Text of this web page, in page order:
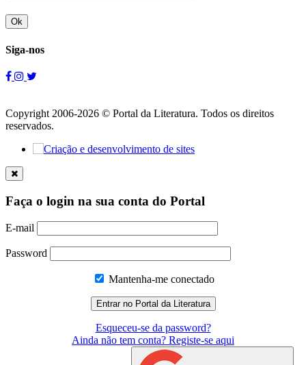
Ok
Siga-nos
Copyright 2006-2026 © Portal da Literatura. Todos os direitos
reservados.
Faça o login na sua conta do Portal
E-mail
Password
Mantenha-me conectado
Esqueceu-se da password?
Ainda não tem conta? Registe-se aqui